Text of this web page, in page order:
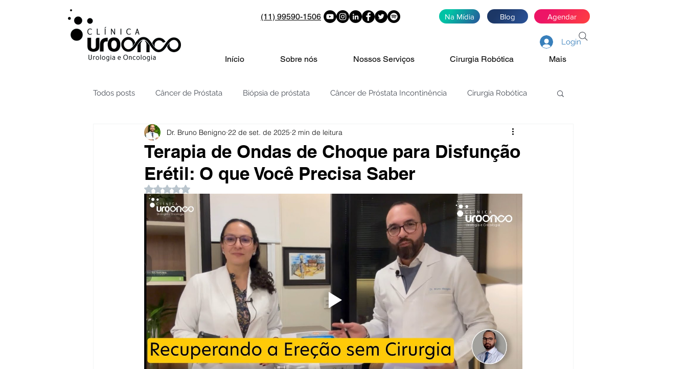
(11) 99590-1506 Na Mídia Blog Agendar
Login
Início Sobre nós Nossos Serviços Cirurgia Robótica Mais
Todos posts Câncer de Próstata Biópsia de próstata Câncer de Próstata Incontinência Cirurgia Robótica
Radioterapia câncer de Próstata PROSTATA: PSA | 4K | PHI | PCA3
Testículos | Câncer Câncer de bexiga Nódulos e cistos nos rins Cólica Renal
Hidronefrose Hiperplasia Benigna da Próstata - H HPB - REZUM Embolização da Próstata
Sangue na urina (hematúrias) Hérnia inguinal Varicocele metástases Câncer de mama
HPB - Green laser Reversão de Vasectomia Obesidade
Câncer de rim
Terapia de Ondas de Choque para Disfunção
Erétil: O que Você Precisa Saber
Dr. Bruno Benigno 22 de set. de 2025 2 min de leitura
Avaliado com NaN de 5 estrelas.